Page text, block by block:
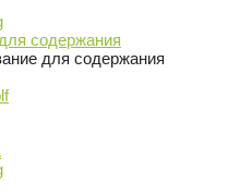
содержания
для содержания